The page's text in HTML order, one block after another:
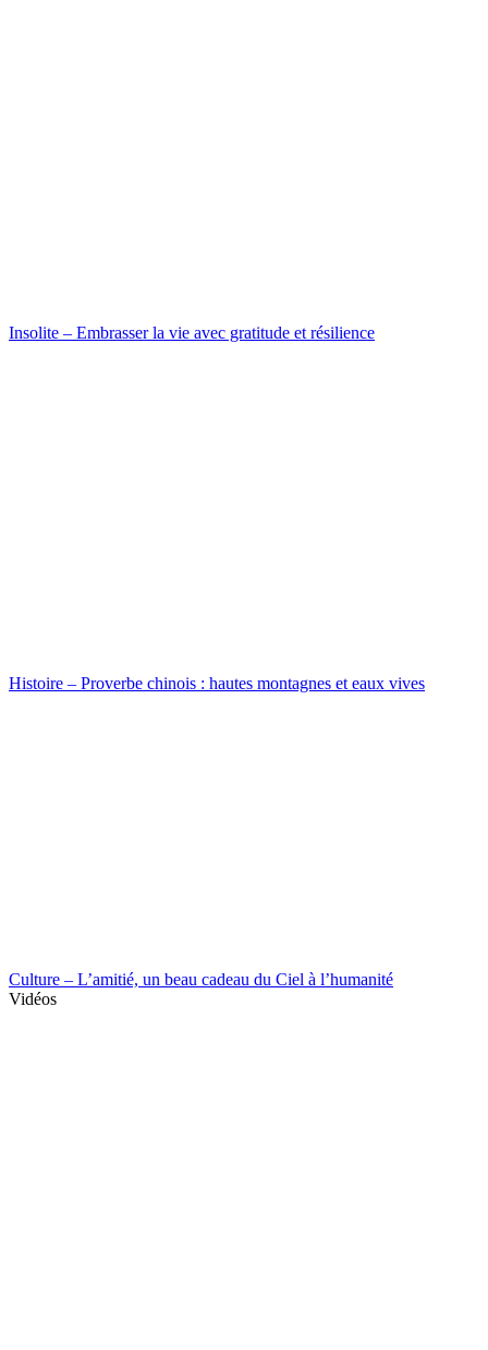
Insolite – Embrasser la vie avec gratitude et résilience
Histoire – Proverbe chinois : hautes montagnes et eaux vives
Culture – L’amitié, un beau cadeau du Ciel à l’humanité
Vidéos